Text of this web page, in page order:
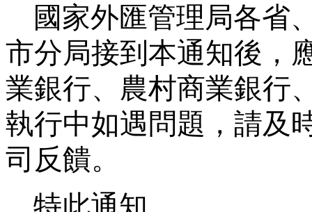
國家外匯管理局各省
市分局接到本通知後，
業銀行、農村商業銀行
執行中如遇問題，請及
司反饋。